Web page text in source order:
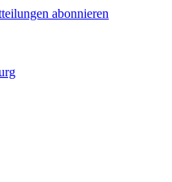
abonnieren